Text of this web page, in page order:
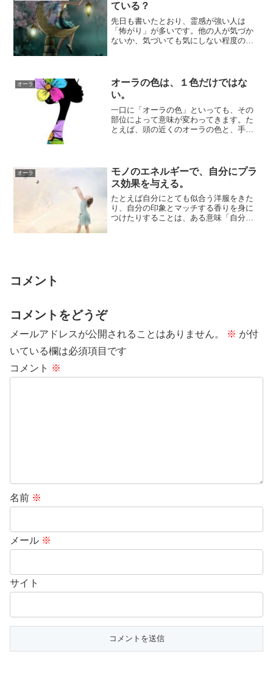
ている？
先日も書いたとおり、霊感が強い人は
「怖がり」が多いです。他の人が気づか
ないか、気づいても気にしない程度の微
オーラ
オーラの色は、１色だけではな
い。
一口に「オーラの色」といっても、その
部位によって意味が変わってきます。た
とえば、頭の近くのオーラの色と、手の
オーラ
モノのエネルギーで、自分にプラ
ス効果を与える。
たとえば自分にとても似合う洋服をきた
り、自分の印象とマッチする香りを身に
つけたりすることは、ある意味「自分の
コメント
コメントをどうぞ
メールアドレスが公開されることはありません。 ※ が付
いている欄は必須項目です
コメント ※
名前 ※
メール ※
サイト